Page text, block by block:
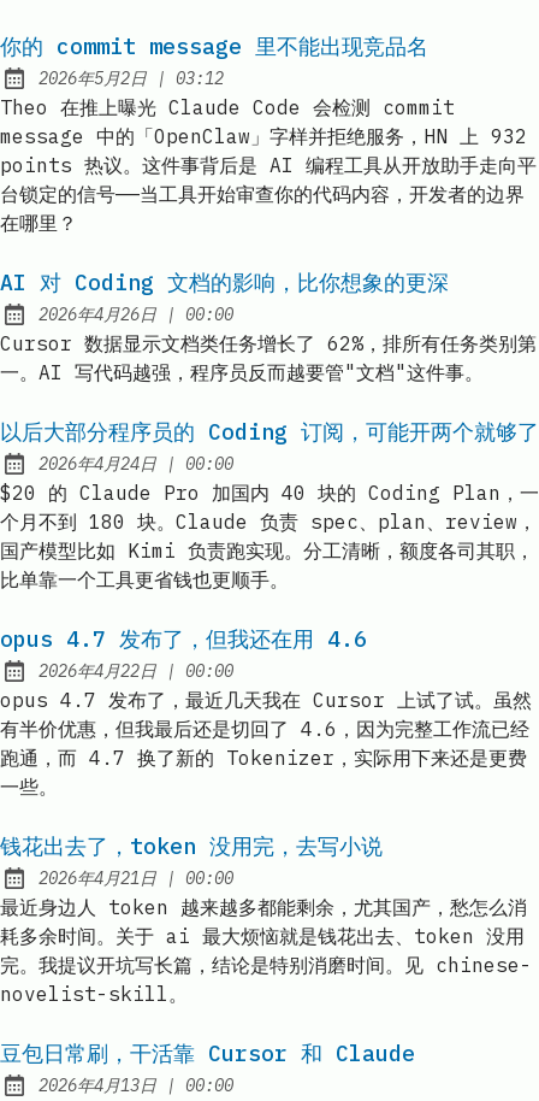
你的 commit message 里不能出现竞品名
Published:
2026年5月2日 | at
03:12
Theo 在推上曝光 Claude Code 会检测 commit
message 中的「OpenClaw」字样并拒绝服务，HN 上 932
points 热议。这件事背后是 AI 编程工具从开放助手走向平
台锁定的信号——当工具开始审查你的代码内容，开发者的边界
在哪里？
AI 对 Coding 文档的影响，比你想象的更深
Published:
2026年4月26日 | at
00:00
Cursor 数据显示文档类任务增长了 62%，排所有任务类别第
一。AI 写代码越强，程序员反而越要管"文档"这件事。
以后大部分程序员的 Coding 订阅，可能开两个就够了
Published:
2026年4月24日 | at
00:00
$20 的 Claude Pro 加国内 40 块的 Coding Plan，一
个月不到 180 块。Claude 负责 spec、plan、review，
国产模型比如 Kimi 负责跑实现。分工清晰，额度各司其职，
比单靠一个工具更省钱也更顺手。
opus 4.7 发布了，但我还在用 4.6
Published:
2026年4月22日 | at
00:00
opus 4.7 发布了，最近几天我在 Cursor 上试了试。虽然
有半价优惠，但我最后还是切回了 4.6，因为完整工作流已经
跑通，而 4.7 换了新的 Tokenizer，实际用下来还是更费
一些。
钱花出去了，token 没用完，去写小说
Published:
2026年4月21日 | at
00:00
最近身边人 token 越来越多都能剩余，尤其国产，愁怎么消
耗多余时间。关于 ai 最大烦恼就是钱花出去、token 没用
完。我提议开坑写长篇，结论是特别消磨时间。见 chinese-
novelist-skill。
豆包日常刷，干活靠 Cursor 和 Claude
2026年4月13日 | at
00:00